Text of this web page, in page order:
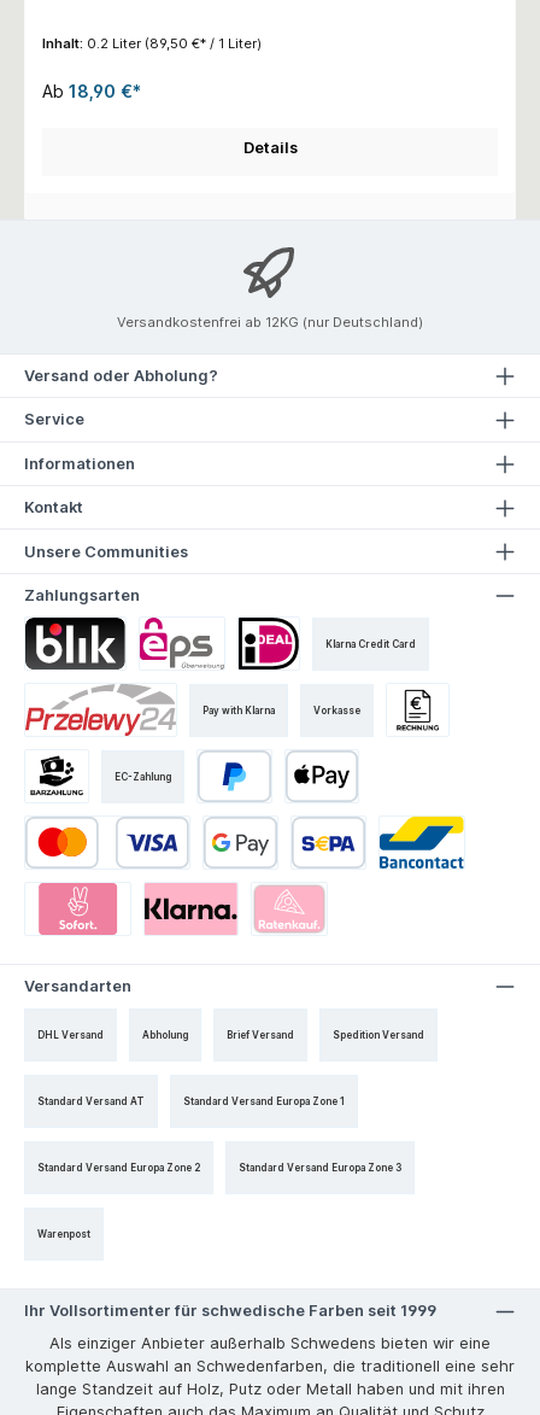
Inhalt: 0.2 Liter (89,50 €* / 1 Liter)
Ab 18,90 €*
Details
Versandkostenfrei ab 12KG (nur Deutschland)
Versand oder Abholung?
Service
Informationen
Kontakt
Unsere Communities
Zahlungsarten
Klarna Credit Card
Pay with Klarna Vorkasse
EC-Zahlung
Versandarten
DHL Versand Abholung Brief Versand Spedition Versand
Standard Versand AT Standard Versand Europa Zone 1
Standard Versand Europa Zone 2 Standard Versand Europa Zone 3
Warenpost
Ihr Vollsortimenter für schwedische Farben seit 1999
Als einziger Anbieter außerhalb Schwedens bieten wir eine
komplette Auswahl an Schwedenfarben, die traditionell eine sehr
lange Standzeit auf Holz, Putz oder Metall haben und mit ihren